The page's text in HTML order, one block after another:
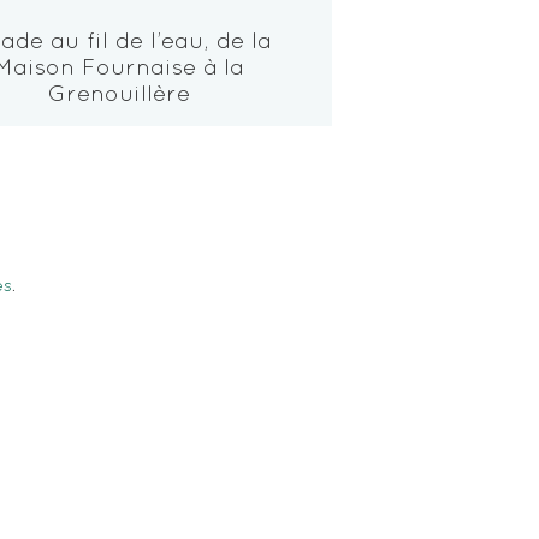
au fil de l’eau, de la
Fournaise à la
Grenouillère